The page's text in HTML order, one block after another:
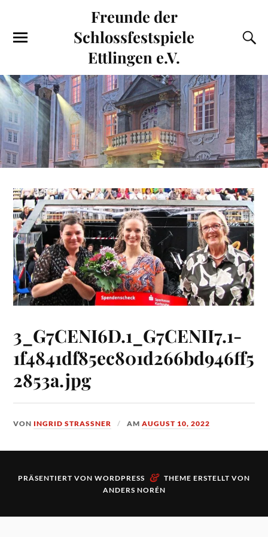
Freunde der
Schlossfestspiele
Ettlingen e.V.
3_G7CENI6D.1_G7CENII7.1-
1f4841df85ec801d266bd946ff5
2853a.jpg
VON INGRID STRASSNER AMAUGUST 10, 2022
PRÄSENTIERT VON WORDPRESS & THEME ERSTELLT VON
ANDERS NORÉN